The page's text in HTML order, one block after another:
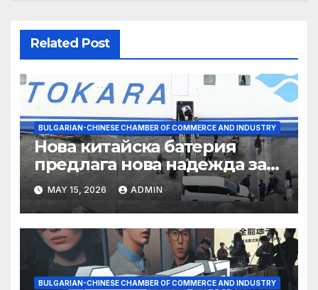
Related Post
BULGARIAN-CHINESE CHAMBER OF COMMERCE AND INDUSTRY
Нова китайска батерия
предлага нова надежда за
съхранение на водород
MAY 15, 2026 ADMIN
BULGARIAN-CHINESE CHAMBER OF COMMERCE AND INDUSTRY